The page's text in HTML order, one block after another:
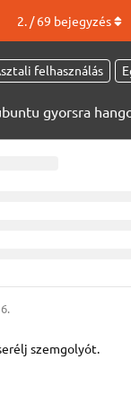
felhasználás
gyorsra
2. /69 bejegyzés
szemgolyót.